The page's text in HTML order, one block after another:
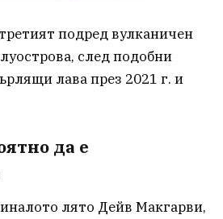
подред вулканичен
след подобни
лава през 2021 г. и
да е
лято Дейв Макгарви,